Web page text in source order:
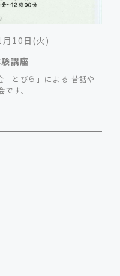
10日(火)
講座
とびら」による 昔話や
す。